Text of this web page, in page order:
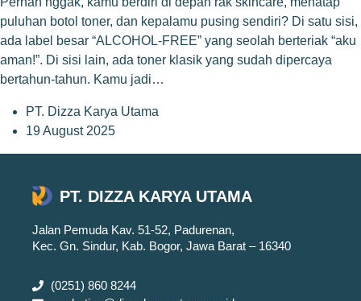
puluhan botol toner, dan kepalamu pusing sendiri? Di satu sisi,
ada label besar “ALCOHOL-FREE” yang seolah berteriak “aku
aman!”. Di sisi lain, ada toner klasik yang sudah dipercaya
bertahun-tahun. Kamu jadi…
PT. Dizza Karya Utama
19 August 2025
PT. DIZZA KARYA UTAMA
Jalan Pemuda Kav. 51-52, Padurenan,
Kec. Gn. Sindur, Kab. Bogor, Jawa Barat – 16340
(0251) 860 8244